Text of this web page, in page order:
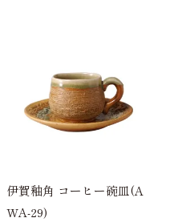
伊賀釉角 コーヒー碗皿(A
WA-29)